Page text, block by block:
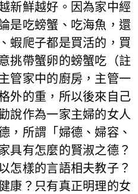
新鮮越好。因為家中經
是吃螃蟹、吃海魚，還
蝦爬子都是買活的，買
挑帶蟹卵的螃蟹吃（註
管家中的廚房，主管一
外的重，所以後來自己
說作為一家主婦的女人
，所謂「婦德、婦容、
具有怎麼的賢淑之德？
怎樣的言語相夫教子？
康？只有真正明理的女